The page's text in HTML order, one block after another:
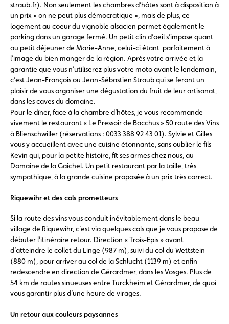
straub.fr). Non seulement les chambres d’hôtes sont à disposition à
un prix « on ne peut plus démocratique », mais de plus, ce
logement au coeur du vignoble alsacien permet également le
parking dans un garage fermé. Un petit clin d’oeil s’impose quant
au petit déjeuner de Marie-Anne, celui-ci étant parfaitement à
l’image du bien manger de la région. Après votre arrivée et la
garantie que vous n’utiliserez plus votre moto avant le lendemain,
c’est Jean-François ou Jean-Sébastien Straub qui se feront un
plaisir de vous organiser une dégustation du fruit de leur artisanat,
dans les caves du domaine.
Pour le dîner, face à la chambre d’hôtes, je vous recommande
vivement le restaurant « Le Pressoir de Bacchus » 50 route des Vins
à Blienschwiller (réservations : 0033 388 92 43 01). Sylvie et Gilles
vous y accueillent avec une cuisine étonnante, sans oublier le fils
Kevin qui, pour la petite histoire, fît ses armes chez nous, au
Domaine de la Gaichel. Un petit restaurant par la taille, très
sympathique, à la grande cuisine proposée à un prix très correct.
Riquewihr et des cols prometteurs
Si la route des vins vous conduit inévitablement dans le beau
village de Riquewihr, c’est via quelques cols que je vous propose de
débuter l’itinéraire retour. Direction « Trois-Epis » avant
d’atteindre le collet du Linge (987 m), suivi du col du Wettstein
(880 m), pour arriver au col de la Schlucht (1139 m) et enfin
redescendre en direction de Gérardmer, dans les Vosges. Plus de
54 km de routes sinueuses entre Turckheim et Gérardmer, de quoi
vous garantir plus d’une heure de virages.
Un retour aux couleurs paysannes